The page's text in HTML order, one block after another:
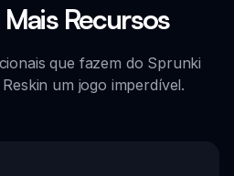
Recursos
que fazem do Sprunki
um jogo imperdível.